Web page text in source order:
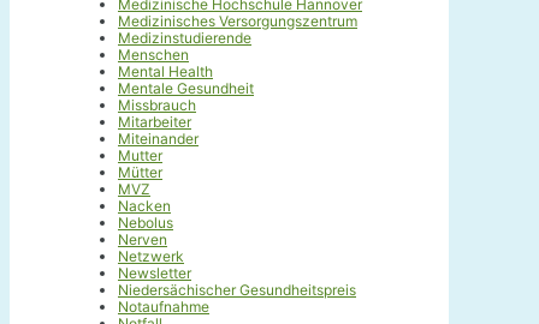
Medizinische Hochschule Hannover
Medizinisches Versorgungszentrum
Medizinstudierende
Menschen
Mental Health
Mentale Gesundheit
Missbrauch
Mitarbeiter
Miteinander
Mutter
Mütter
MVZ
Nacken
Nebolus
Nerven
Netzwerk
Newsletter
Niedersächischer Gesundheitspreis
Notaufnahme